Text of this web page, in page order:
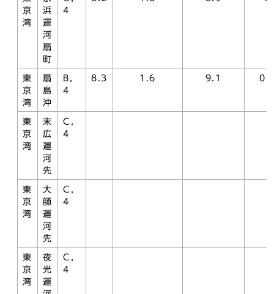
京
湾
浜
運
河
扇
町
4
東
京
湾
扇
島
沖
B，
4
8.3 1.6 9.1
東
京
湾
末
広
運
河
先
C，
4
東
京
湾
大
師
運
河
先
C，
4
東
京
湾
夜
光
運
C，
4